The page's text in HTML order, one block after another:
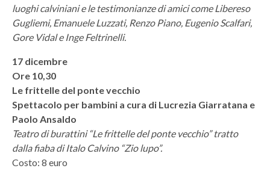
luoghi calviniani e le testimonianze di amici come Libereso
Gugliemi, Emanuele Luzzati, Renzo Piano, Eugenio Scalfari,
Gore Vidal e Inge Feltrinelli.
17 dicembre
Ore 10,30
Le frittelle del ponte vecchio
Spettacolo per bambini a cura di Lucrezia Giarratana e
Paolo Ansaldo
Teatro di burattini “Le frittelle del ponte vecchio” tratto
dalla fiaba di Italo Calvino “Zio lupo”.
Costo: 8 euro